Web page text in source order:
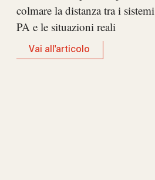
colmare la distanza tra i
PA e le situazioni reali
Vai all'articolo